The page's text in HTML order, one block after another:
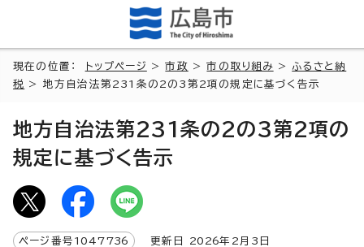
現在の位置： トップページ >市政 >市の取り組み > ふるさと納
税
> 地方自治法第231条の2の3第2項の規定に基づく告示
地方自治法第231条の2の3第2項の
規定に基づく告示
ページ番号 1047736 更新日 2026年2月3日